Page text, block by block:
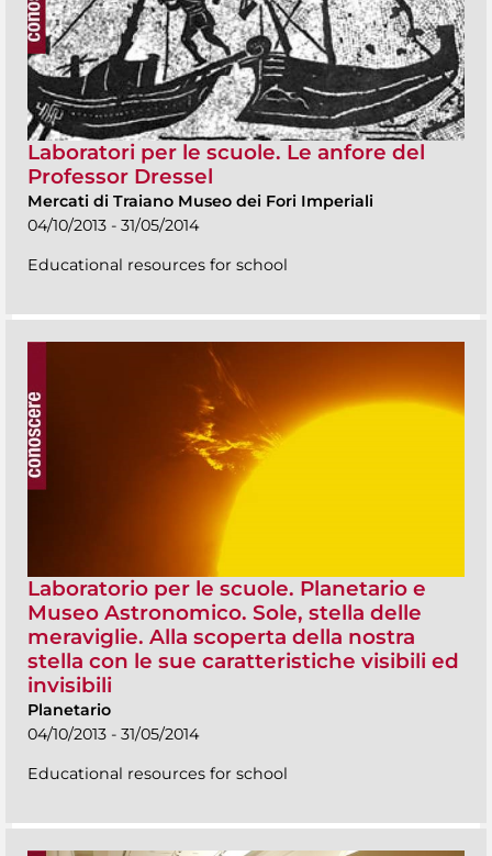
Laboratori per le scuole. Le anfore del
Professor Dressel
Mercati di Traiano Museo dei Fori Imperiali
04/10/2013 - 31/05/2014
Educational resources for school
Laboratorio per le scuole. Planetario e
Museo Astronomico. Sole, stella delle
meraviglie. Alla scoperta della nostra
stella con le sue caratteristiche visibili ed
invisibili
Planetario
04/10/2013 - 31/05/2014
Educational resources for school